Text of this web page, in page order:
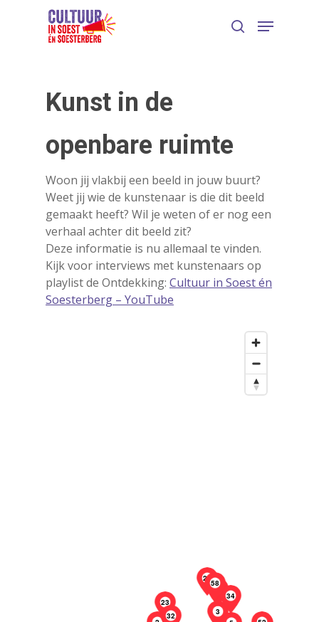
Kunst in de
openbare ruimte
Woon jij vlakbij een beeld in jouw buurt?
Weet jij wie de kunstenaar is die dit beeld
gemaakt heeft? Wil je weten of er nog een
verhaal achter dit beeld zit?
Deze informatie is nu allemaal te vinden.
Kijk voor interviews met kunstenaars op
playlist de Ontdekking: Cultuur in Soest én
Soesterberg – YouTube